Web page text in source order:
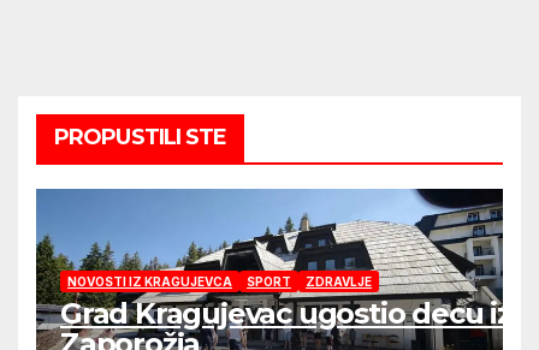
PROPUSTILI STE
NOVOSTI IZ KRAGUJEVCA SPORT ZDRAVLJE
Grad Kragujevac ugostio decu iz
Zaporožja